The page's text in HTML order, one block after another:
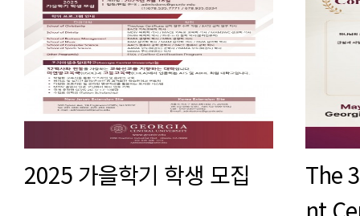
2025 가을학기 학생 모집
The
nt